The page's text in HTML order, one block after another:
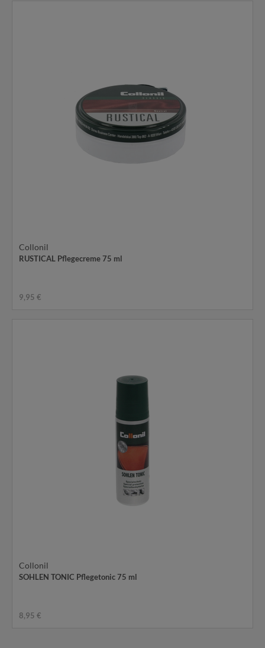
Collonil
RUSTICAL Pflegecreme 75 ml
9,95 €
Collonil
SOHLEN TONIC Pflegetonic 75 ml
8,95 €